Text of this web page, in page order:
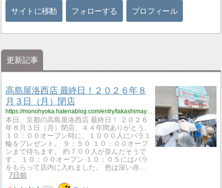
サイトに移動 フォローする プロフィール
更新記事
高島屋洛西店 最終日！２０２６年８
月３日（月）閉店
https://monohyoka.hatenablog.com/entry/takashimaya_rakusai_5?utm_source=feed
本日、京都の高島屋洛西店 最終日！ ２０２６
年８月３日（月）閉店、４４年間ありがとう。
１０：００オープン時に、１０００人にバラ１
輪をプレゼント。 ９：５０ １０：００オープ
ンまで待ちます。 約７００人が並んだそうで
す。 １０：００オープン １０：０５にはバラ
をもらって店内に入れました。 色は深い赤…
7日前